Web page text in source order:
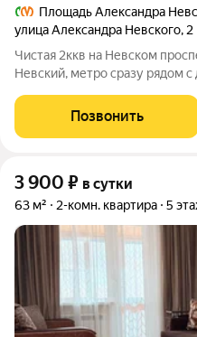
Площадь Александра
улица Александра Невского, 2
Чистая 2ккв на Невском
Невский, метро сразу рядом
Невы и 3 мин пешком дойти к
Невского. Рядом Александра
Позвонить
3 900 ₽ в сутки
63 м² 2-комн. квартира 5